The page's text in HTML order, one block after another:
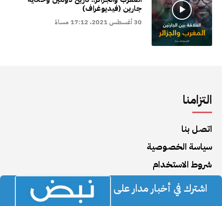
جارين (فيديوغراف)
30 أغسطس 2021، 17:12 مساءً
التزامنا
اتصل بنا
سياسة الخصوصية
شروط الاستخدام
اشترك في أخبار مدار على